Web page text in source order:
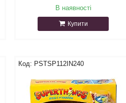
В наявності
Купити
PSTSP112IN240